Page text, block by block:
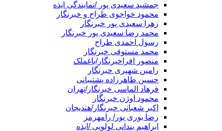
جمشید سعیدی پور /نمایندگی ایذه
محمود خواجوی طراح و خبرنگار
زهرا سعیدی پور خبرنگار
محمد رضا سعیدی پور خبرنگار
رسول احمدی طراح
محمد مستوفی خبرنگار
منصور افراخبرنگار/باغملک
رامین شهپری خبرنگار
حسین طاهرزاده پشتیبانی
فرهاد الماسی خبرنگار/تهران
محمود اوژن خبرنگار
اکبر شعبانی خبرنگار/هندیجان
رضا بوری پور/ رامهرمز
ابراهیم بندانی لولویی /ایذه